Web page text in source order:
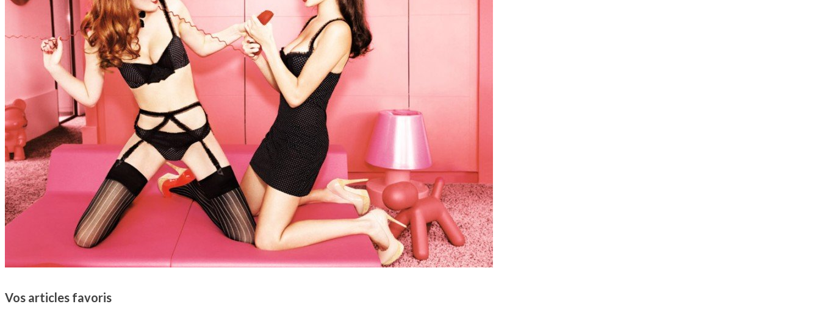
Vos articles favoris